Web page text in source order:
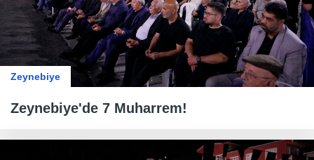
Zeynebiye
Zeynebiye'de 7 Muharrem!